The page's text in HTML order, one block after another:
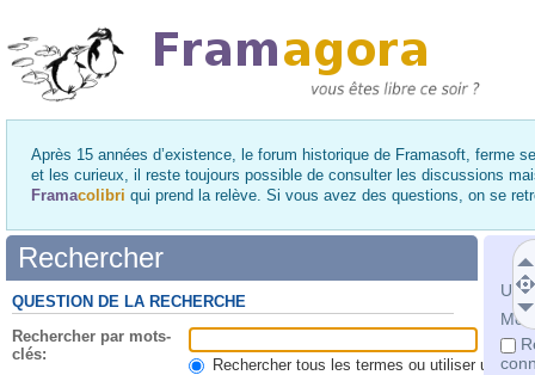
Après 15 années d’existence, le forum historique de Framasoft, ferme
et les curieux, il reste toujours possible de consulter les discussions
Framacolibri qui prend la relève. Si vous avez des questions, on se
Mot
Rechercher
QUESTION DE LA RECHERCHE
Rechercher par mots-
clés:
Rechercher tous les termes ou utiliser une